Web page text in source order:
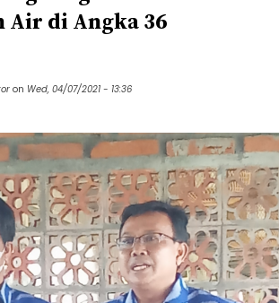
Air di Angka 36
on Wed, 04/07/2021 - 13:36